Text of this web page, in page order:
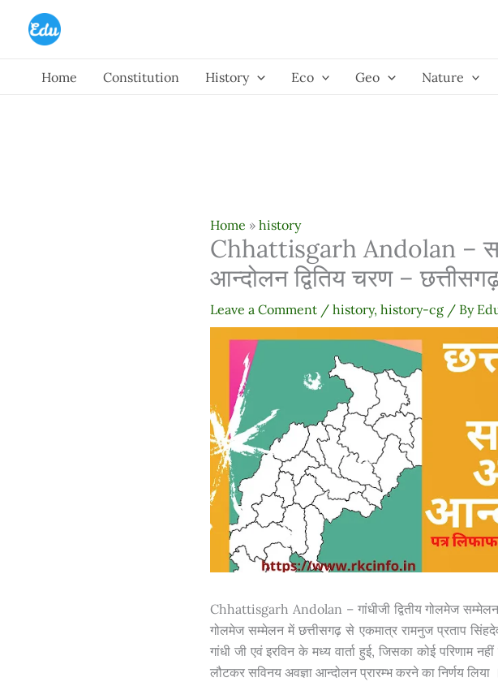
Home
Constitution History Eco Geo Nature
Home » history
Chhattisgarh Andolan –
आन्दोलन द्वितिय चरण –
Leave a Comment / history, history-cg/ By
Chhattisgarh Andolan – गांधीजी द्वितीय गोलमेज
गोलमेज सम्मेलन में छत्तीसगढ़ से एकमात्र रामनुज प्रताप
गांधी जी एवं इरविन के मध्य वार्ता हुई, जिसका कोई परिणाम
लौटकर सविनय अवज्ञा आन्दोलन प्रारम्भ करने का निर्णय लिया ।